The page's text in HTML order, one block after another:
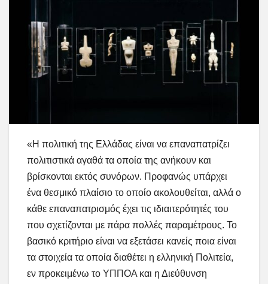
«Η πολιτική της Ελλάδας είναι να επαναπατρίζει
πολιτιστικά αγαθά τα οποία της ανήκουν και
βρίσκονται εκτός συνόρων. Προφανώς υπάρχει
ένα θεσμικό πλαίσιο το οποίο ακολουθείται, αλλά ο
κάθε επαναπατρισμός έχει τις ιδιαιτερότητές του
που σχετίζονται με πάρα πολλές παραμέτρους. Το
βασικό κριτήριο είναι να εξετάσει κανείς ποια είναι
τα στοιχεία τα οποία διαθέτει η ελληνική Πολιτεία,
εν προκειμένω το ΥΠΠΟΑ και η Διεύθυνση